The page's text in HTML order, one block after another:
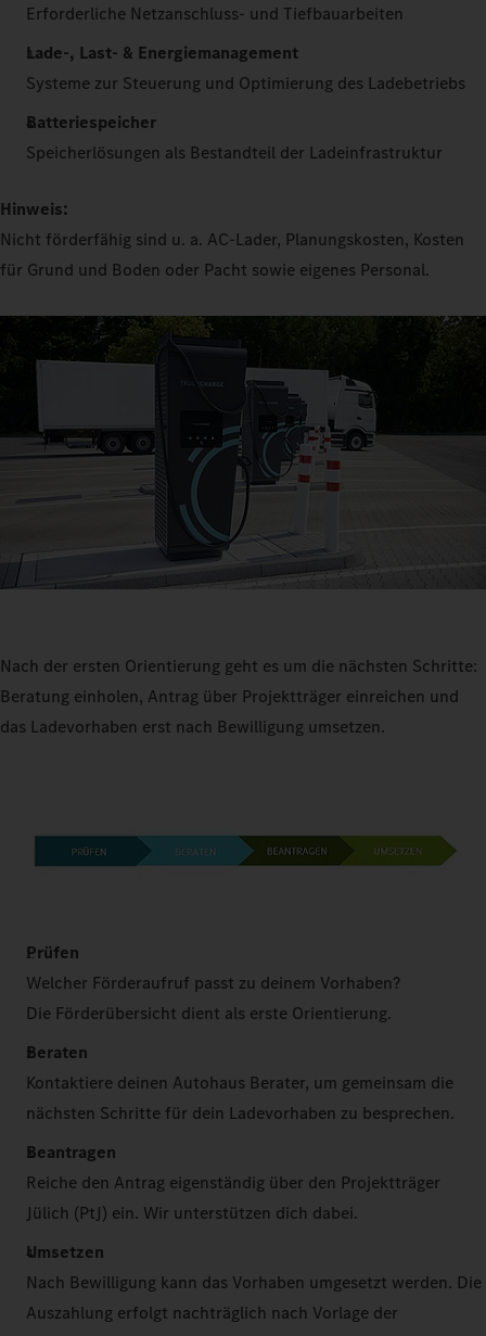
Erforderliche Netzanschluss- und Tiefbauarbeiten
Lade-, Last- & Energiemanagement
Systeme zur Steuerung und Optimierung des Ladebetriebs
Batteriespeicher
Speicherlösungen als Bestandteil der Ladeinfrastruktur
Hinweis:
Nicht förderfähig sind u. a. AC-Lader, Planungskosten, Kosten
für Grund und Boden oder Pacht sowie eigenes Personal.
Nach der ersten Orientierung geht es um die nächsten Schritte:
Beratung einholen, Antrag über Projektträger einreichen und
das Ladevorhaben erst nach Bewilligung umsetzen.
Prüfen
Welcher Förderaufruf passt zu deinem Vorhaben?
Die Förderübersicht dient als erste Orientierung.
Beraten
Kontaktiere deinen Autohaus Berater, um gemeinsam die
nächsten Schritte für dein Ladevorhaben zu besprechen.
Beantragen
Reiche den Antrag eigenständig über den Projektträger
Jülich (PtJ) ein. Wir unterstützen dich dabei.
Umsetzen
Nach Bewilligung kann das Vorhaben umgesetzt werden. Die
Auszahlung erfolgt nachträglich nach Vorlage der